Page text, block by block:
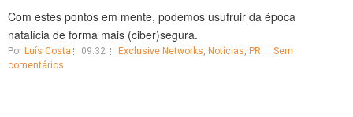
Com estes pontos em mente, podemos usufruir da época
natalícia de forma mais (ciber)segura.
Por Luís Costa 09:32 Exclusive Networks, Notícias, PR
Sem
comentários